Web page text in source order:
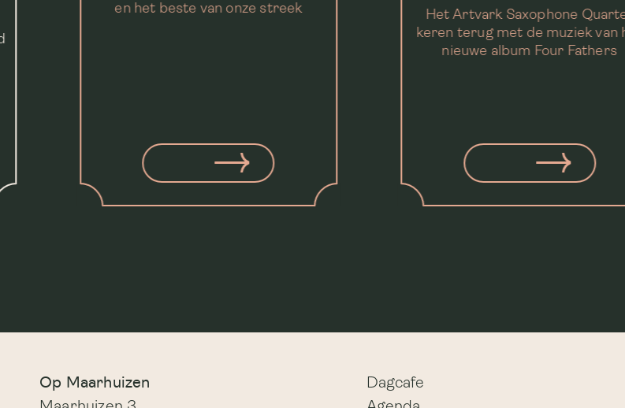
en het beste van onze streek
Het Artvark Saxophone
keren terug met de muziek van
nieuwe album Four Fathers
Op Maarhuizen
Dagcafe